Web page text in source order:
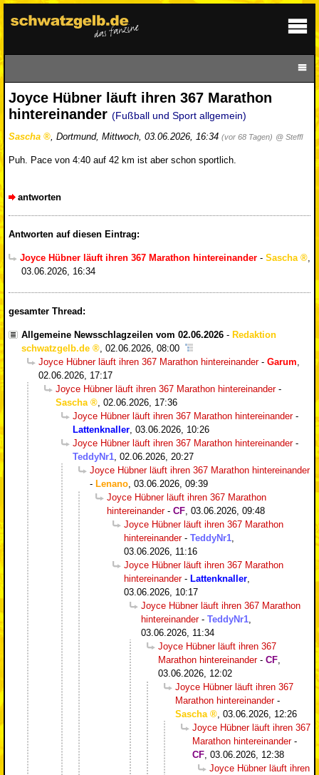
Joyce Hübner läuft ihren 367 Marathon
hintereinander (Fußball und Sport allgemein)
Sascha , Dortmund, Mittwoch, 03.06.2026, 16:34 (vor 68 Tagen) @ Steffl
Puh. Pace von 4:40 auf 42 km ist aber schon sportlich.
antworten
Antworten auf diesen Eintrag:
Joyce Hübner läuft ihren 367 Marathon hintereinander - Sascha
,
03.06.2026, 16:34
gesamter Thread:
Allgemeine Newsschlagzeilen vom 02.06.2026 - Redaktion
schwatzgelb.de
02.06.2026, 08:00
Joyce Hübner läuft ihren 367 Marathon hintereinander- Garum
02.06.2026, 17:17
Joyce Hübner läuft ihren 367 Marathon hintereinander-
Sascha
02.06.2026, 17:36
Joyce Hübner läuft ihren 367 Marathon hintereinander-
Lattenknaller 03.06.2026, 10:26
Joyce Hübner läuft ihren 367 Marathon hintereinander-
TeddyNr1 02.06.2026, 20:27
Joyce Hübner läuft ihren 367 Marathon hintereinander
- Lenano 03.06.2026, 09:39
Joyce Hübner läuft ihren 367 Marathon
hintereinander- CF 03.06.2026, 09:48
Joyce Hübner läuft ihren 367 Marathon
hintereinander- TeddyNr1
03.06.2026, 11:16
Joyce Hübner läuft ihren 367 Marathon
hintereinander- Lattenknaller
03.06.2026, 10:17
Joyce Hübner läuft ihren 367 Marathon
hintereinander- TeddyNr1
03.06.2026, 11:34
Joyce Hübner läuft ihren 367
Marathon hintereinander- CF
03.06.2026, 12:02
Joyce Hübner läuft ihren 367
Marathon hintereinander-
Sascha
03.06.2026, 12:26
Joyce Hübner läuft ihren 367
Marathon hintereinander-
CF 03.06.2026, 12:38
Joyce Hübner läuft ihren